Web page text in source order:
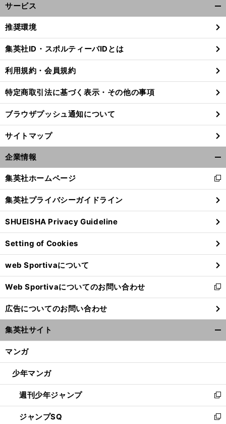
サービス
閉
る
推奨環境
集英社ID・スポルティーバIDとは
利用規約・会員規約
特定商取引法に基づく表示・その他の事項
ブラウザプッシュ通知について
サイトマップ
企業情報
閉
る
集英社ホームページ
新
し
い
ウ
ィ
ン
ド
ウ
で
開
く
集英社プライバシーガイドライン
SHUEISHA Privacy Guideline
Setting of Cookies
web Sportivaについて
Web Sportivaについてのお問い合わせ
新
し
い
ウ
ィ
ン
ウ
開
く
広告についてのお問い合わせ
集英社サイト
マンガ
少年マンガ
週刊少年ジャンプ
新
し
い
ジャンプSQ
新